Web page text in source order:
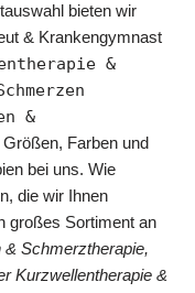
bieten wir
& Krankengymnast
&
&
Farben und
bei uns. Wie
die wir Ihnen
großes Sortiment an
Schmerztherapie,
Kurzwellentherapie &